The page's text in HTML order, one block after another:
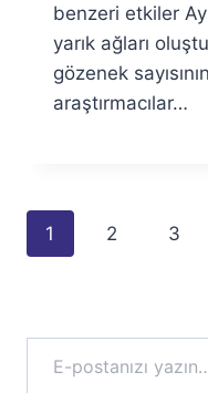
benzeri etkiler
yarık ağları
gözenek
araştırmacılar…
Page
1 2 3
E-postanızı yazın…